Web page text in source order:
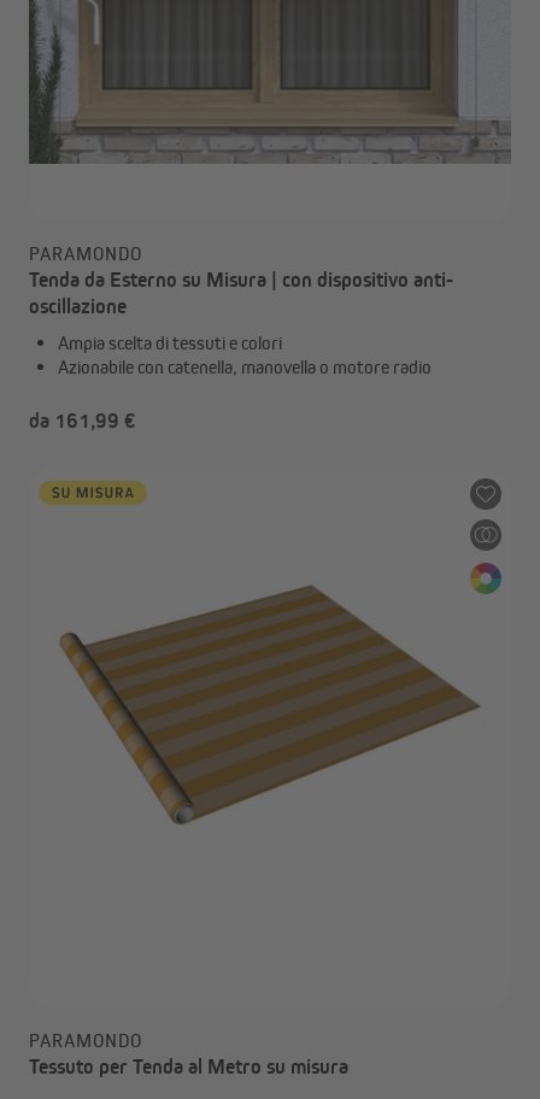
PARAMONDO
Tenda da Esterno su Misura | con dispositivo anti-
oscillazione
Ampia scelta di tessuti e colori
Azionabile con catenella, manovella o motore radio
da 161,99 €
PARAMONDO
Tessuto per Tenda al Metro su misura